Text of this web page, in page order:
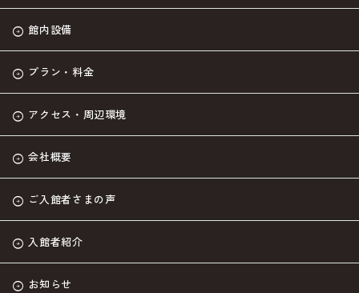
館内設備
プラン・料金
アクセス・周辺環境
会社概要
ご入館者さまの声
入館者紹介
お知らせ